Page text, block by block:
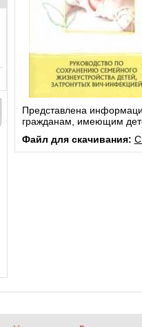
Представлена
гражданам, имеющим
Файл для скачивания: